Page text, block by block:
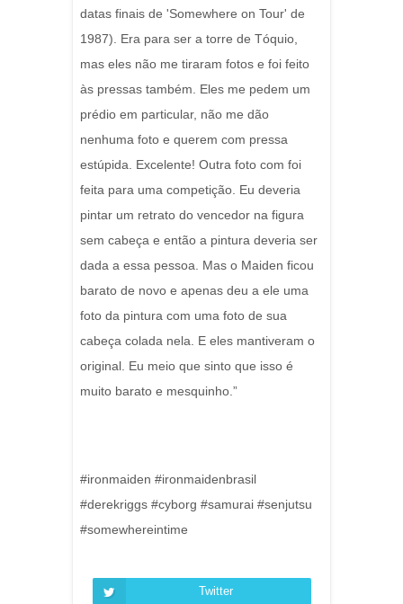
datas finais de 'Somewhere on Tour' de
1987). Era para ser a torre de Tóquio,
mas eles não me tiraram fotos e foi feito
às pressas também. Eles me pedem um
prédio em particular, não me dão
nenhuma foto e querem com pressa
estúpida. Excelente! Outra foto com foi
feita para uma competição. Eu deveria
pintar um retrato do vencedor na figura
sem cabeça e então a pintura deveria ser
dada a essa pessoa. Mas o Maiden ficou
barato de novo e apenas deu a ele uma
foto da pintura com uma foto de sua
cabeça colada nela. E eles mantiveram o
original. Eu meio que sinto que isso é
muito barato e mesquinho.”
#ironmaiden #ironmaidenbrasil
#derekriggs #cyborg #samurai #senjutsu
#somewhereintime
Twitter